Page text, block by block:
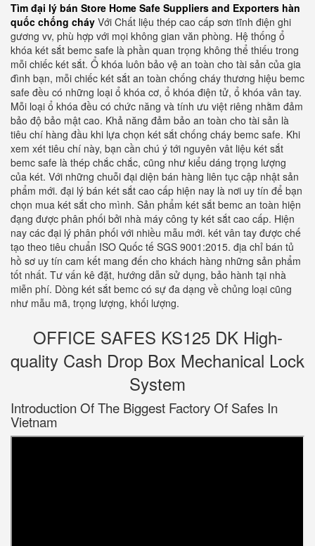
Tìm đại lý bán Store Home Safe Suppliers and Exporters hàn
quốc chống cháy Với Chất liệu thép cao cấp sơn tĩnh điện ghi
gương vv, phù hợp với mọi không gian văn phòng. Hệ thống ổ
khóa két sắt bemc safe là phần quan trọng không thể thiếu trong
mỗi chiếc két sắt. Ổ khóa luôn bảo vệ an toàn cho tài sản của gia
đình bạn, mỗi chiếc két sắt an toàn chống cháy thương hiệu bemc
safe đều có những loại ổ khóa cơ, ổ khóa điện tử, ổ khóa vân tay.
Mỗi loại ổ khóa đều có chức năng và tính ưu việt riêng nhằm đảm
bảo độ bảo mật cao. Khả năng đảm bảo an toàn cho tài sản là
tiêu chí hàng đầu khi lựa chọn két sắt chống cháy bemc safe. Khi
xem xét tiêu chí này, bạn cần chú ý tới nguyên vât liệu két sắt
bemc safe là thép chắc chắc, cũng như kiểu dáng trọng lượng
của két. Với những chuỗi đại diện bán hàng liên tục cập nhật sản
phẩm mới. đại lý bán két sắt cao cấp hiện nay là nơi uy tín để bạn
chọn mua két sắt cho mình. Sản phẩm két sắt bemc an toàn hiện
đạng được phân phối bởi nhà máy công ty két sắt cao cấp. Hiện
nay các đại lý phân phối với nhiều mẫu mới. két vân tay được chế
tạo theo tiêu chuẩn ISO Quốc tế SGS 9001:2015. địa chỉ bán tủ
hồ sơ uy tín cam kết mang đến cho khách hàng những sản phẩm
tốt nhất. Tư vấn kê đặt, hướng dẫn sử dụng, bảo hành tại nhà
miễn phí. Dòng két sắt bemc có sự đa dạng về chủng loại cũng
như mẫu mã, trọng lượng, khối lượng.
OFFICE SAFES KS125 DK High-
quality Cash Drop Box Mechanical Lock
System
Introduction Of The Biggest Factory Of Safes In
Vietnam